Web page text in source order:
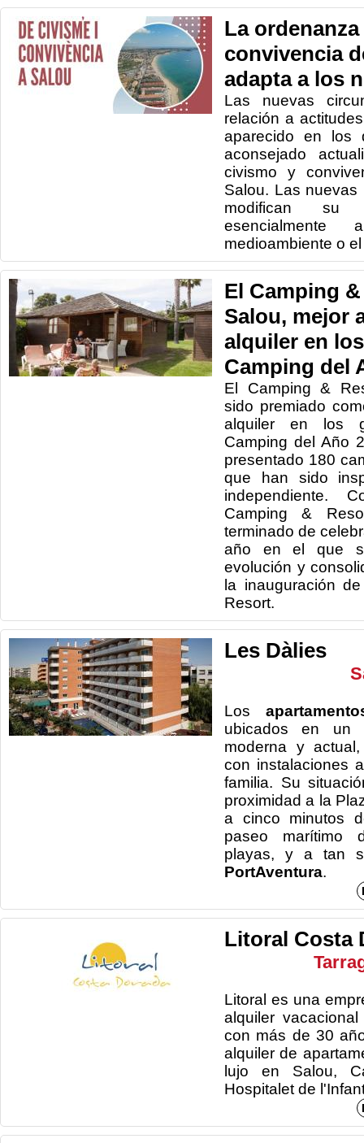
La
convivencia
adapta a los
Las nuevas
relación a
aparecido en los
aconsejado
civismo y
Salou. Las nuevas
modifican su
medioambiente o
El Camping
Salou, mejor
alquiler en
Camping del
El Camping &
sido premiado
alquiler en los
Camping del Año
presentado 180
que han sido
independiente.
Camping &
terminado de
año en el que
evolución y
la inauguración
Resort.
Les Dàlies
Los
ubicados en un
moderna y
con instalaciones
familia. Su
proximidad a la
a cinco minutos
paseo marítimo
playas, y a tan
PortAventura.
Litoral Costa
Litoral es una
alquiler
con más de 30
alquiler de
lujo en Salou,
Hospitalet de